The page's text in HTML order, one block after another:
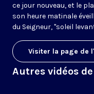
ce jour nouveau, et le
son heure matinale
du Seigneur, "soleil
Visiter la page de
Autres vidéos